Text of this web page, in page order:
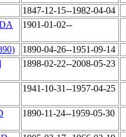
1847-12-15--1982-04-04
1901-01-02--
1890-04-26--1951-09-14
1898-02-22--2008-05-23
1941-10-31--1957-04-25
1890-11-24--1959-05-30